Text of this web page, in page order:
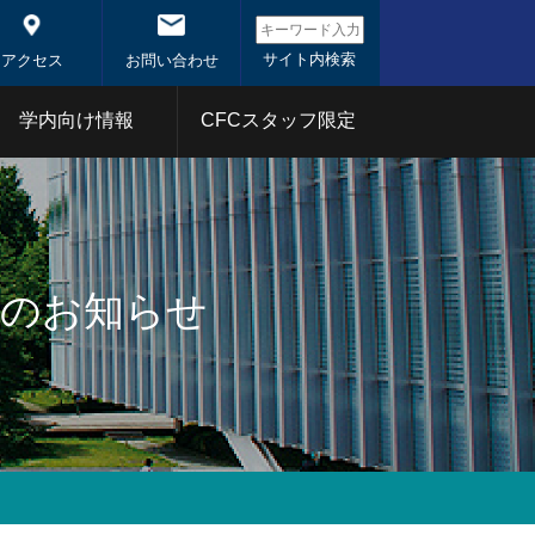
アクセス お問い合わせ
ステム概
東京科学大学コアファシ
リティ事業
分析部門
線部門
ステム
年 2020年
年 2020年
学内向け情報 CFCスタッフ限定
お知らせ